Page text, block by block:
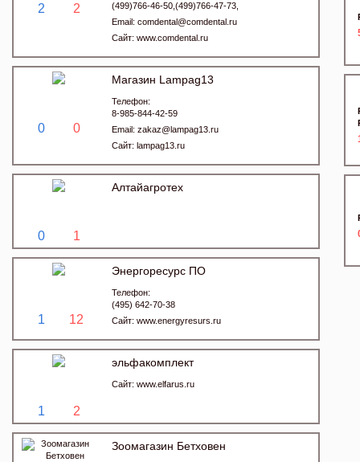
2 2
(499)766-46-50,(499)766-47-73,
Email: comdental@comdental.ru
Сайт: www.comdental.ru
0 0
Магазин Lampag13
Телефон:
8-985-844-42-59
Email: zakaz@lampag13.ru
Сайт: lampag13.ru
0 1
Алтайагротех
1 12
Энергоресурс ПО
Телефон:
(495) 642-70-38
Сайт: www.energyresurs.ru
1 2
эльфакомплект
Сайт: www.elfarus.ru
Зоомагазин Бетховен